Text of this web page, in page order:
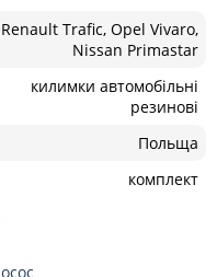
Renault Trafic, Opel Vivaro,
Nissan Primastar
килимки автомобільні
резинові
Польща
комплект